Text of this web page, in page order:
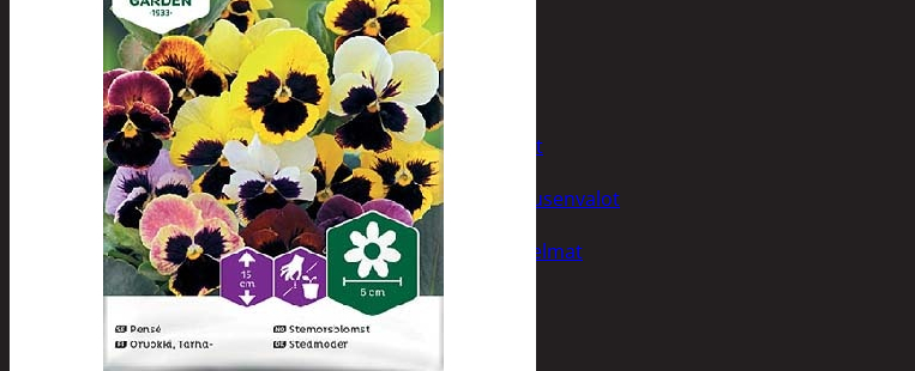
Tuotevalikoima
Poistotuotteet
Kausituotteet
Joulu
Joulu- ja kausivalot
Eläimet ja tontut
Kyntteliköt
Valoketjut ja kuusenvalot
Joulukoristeet
Kranssit ja asetelmat
Tontut ja muut
Joulutekstiilit
Paketointi
Marjastus